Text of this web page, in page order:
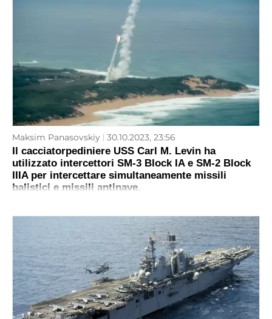
Maksim Panasovskiy 30.10.2023, 23:56
Il cacciatorpediniere USS Carl M. Levin ha
utilizzato intercettori SM-3 Block IA e SM-2 Block
IIIA per intercettare simultaneamente missili
balistici e missili antinave.